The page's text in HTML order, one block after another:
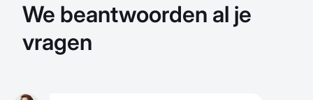
We beantwoorden al je
vragen